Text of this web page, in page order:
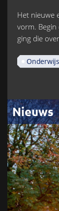
Het nieuwe
vorm.
ging die
Onderwijs
Nieuws